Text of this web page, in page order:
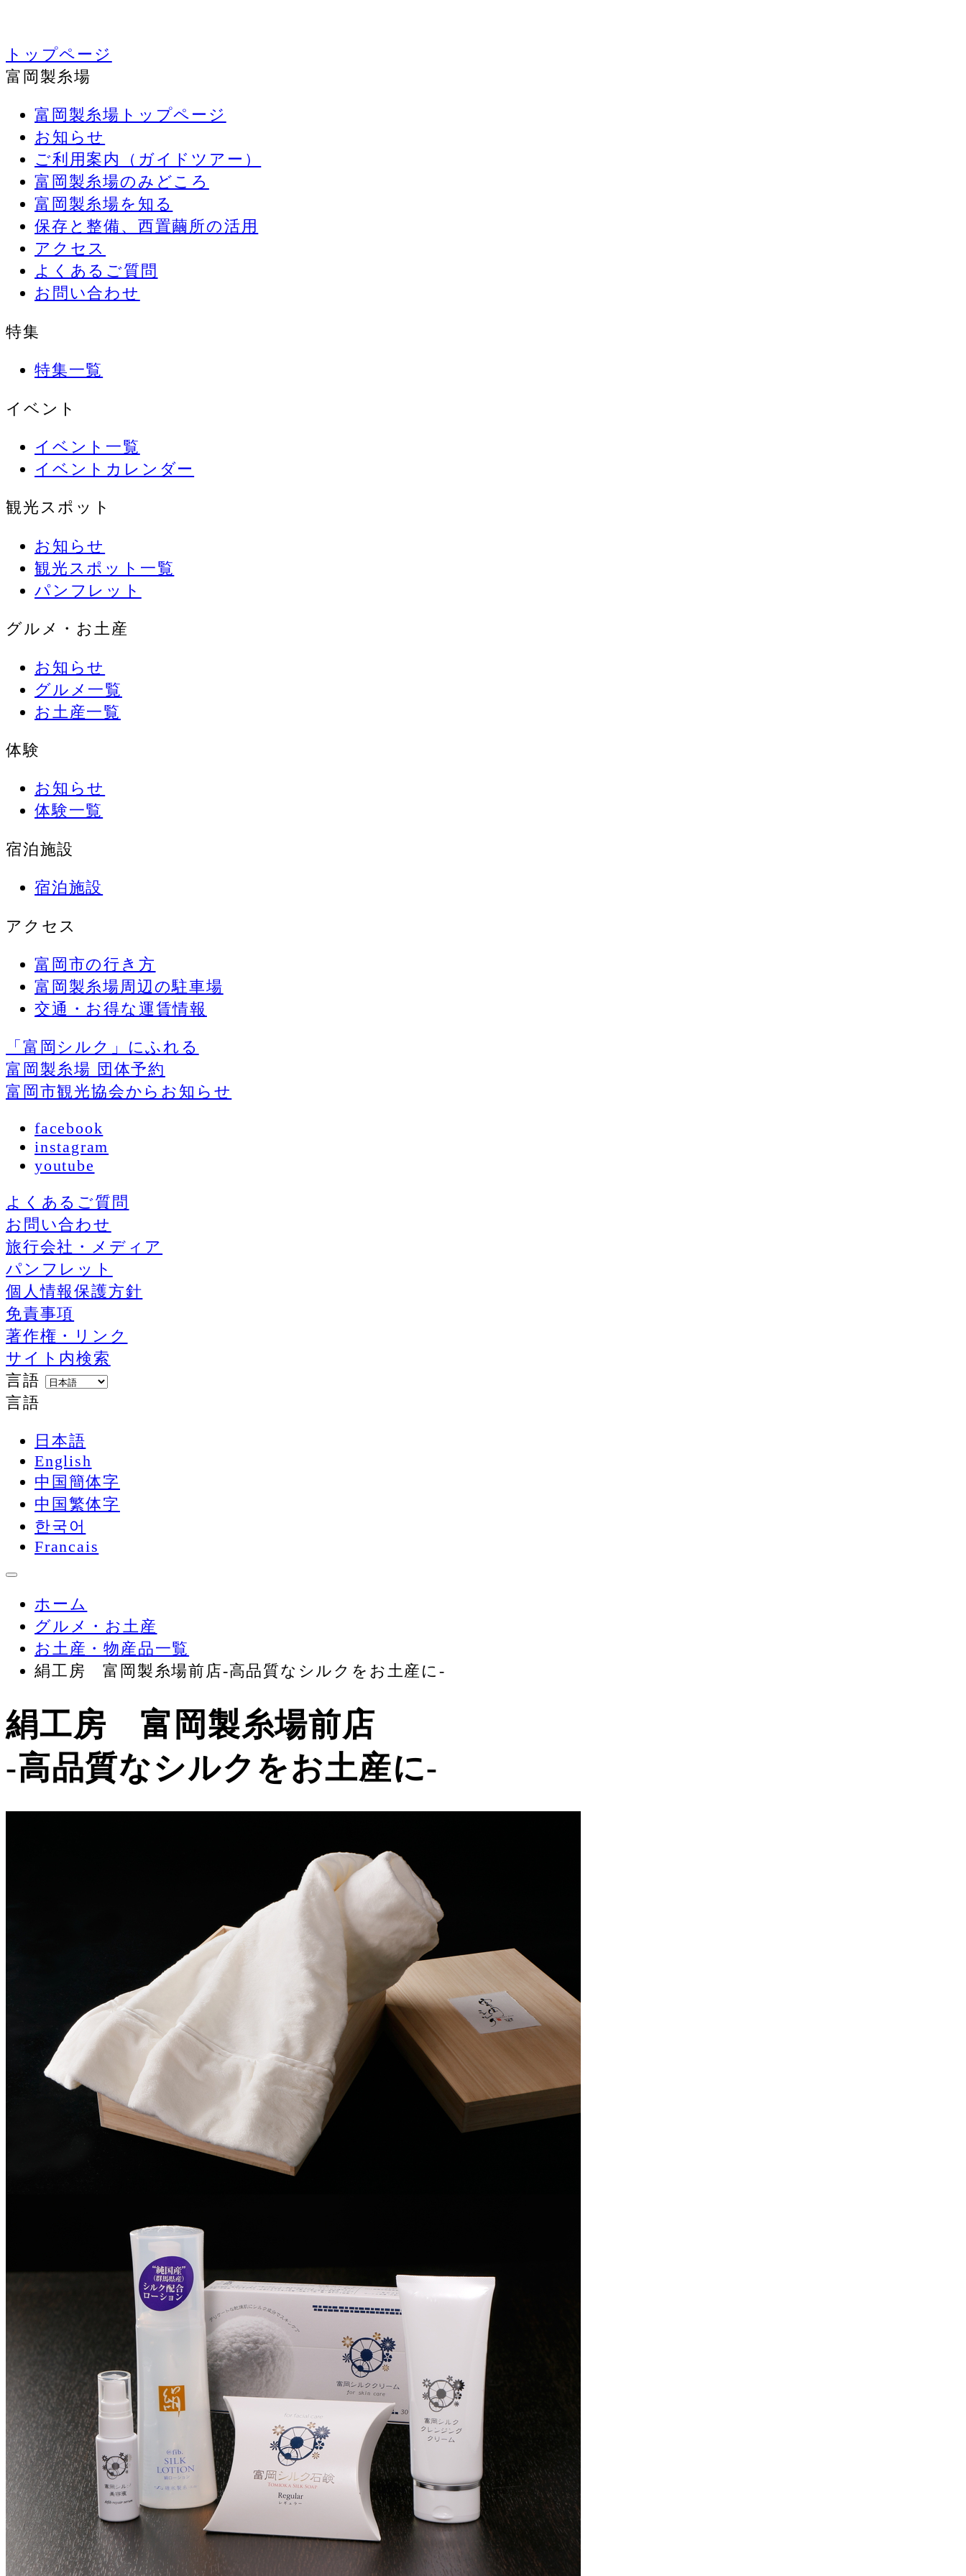
トップページ
富岡製糸場
富岡製糸場トップページ
お知らせ
ご利用案内（ガイドツアー）
富岡製糸場のみどころ
富岡製糸場を知る
保存と整備、西置繭所の活用
アクセス
よくあるご質問
お問い合わせ
特集
特集一覧
イベント
イベント一覧
イベントカレンダー
観光スポット
お知らせ
観光スポット一覧
パンフレット
グルメ・お土産
お知らせ
グルメ一覧
お土産一覧
体験
お知らせ
体験一覧
宿泊施設
宿泊施設
アクセス
富岡市の行き方
富岡製糸場周辺の駐車場
交通・お得な運賃情報
「富岡シルク」にふれる
富岡製糸場 団体予約
富岡市観光協会からお知らせ
facebook
instagram
youtube
よくあるご質問
お問い合わせ
旅行会社・メディア
パンフレット
個人情報保護方針
免責事項
著作権・リンク
サイト内検索
言語
言語
日本語
English
中国簡体字
中国繁体字
한국어
Francais
ホーム
グルメ・お土産
お土産・物産品一覧
絹工房 富岡製糸場前店-高品質なシルクをお土産に-
絹工房 富岡製糸場前店
-高品質なシルクをお土産に-